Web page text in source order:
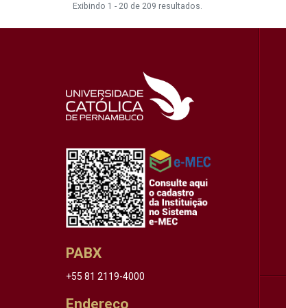
Exibindo 1 - 20 de 209 resultados.
PABX
+55 81 2119-4000
Endereço